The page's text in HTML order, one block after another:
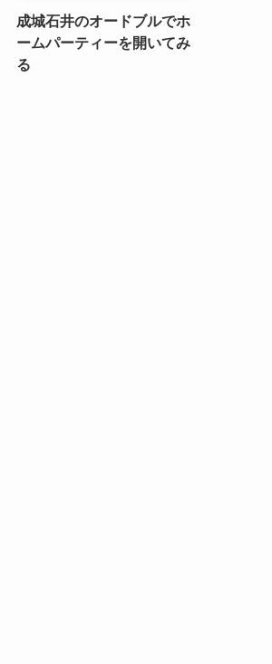
成城石井のオードブルでホ
ームパーティーを開いてみ
る